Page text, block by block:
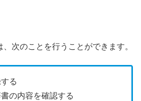
次のことを行うことができます。
る
の内容を確認する